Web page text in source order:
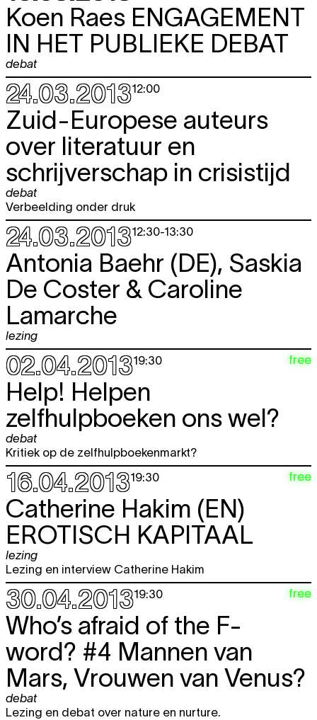
Koen Raes ENGAGEMENT
IN HET PUBLIEKE DEBAT
debat
24.03.201312:00
Zuid-Europese auteurs
over literatuur en
schrijverschap in crisistijd
debat
Verbeelding onder druk
24.03.201312:30-13:30
Antonia Baehr (DE), Saskia
De Coster & Caroline
Lamarche
lezing
02.04.201319:30 free
Help! Helpen
zelfhulpboeken ons wel?
debat
Kritiek op de zelfhulpboekenmarkt?
16.04.201319:30 free
Catherine Hakim (EN)
EROTISCH KAPITAAL
lezing
Lezing en interview Catherine Hakim
30.04.201319:30 free
Who’s afraid of the F-
word? #4 Mannen van
Mars, Vrouwen van Venus?
debat
Lezing en debat over nature en nurture.